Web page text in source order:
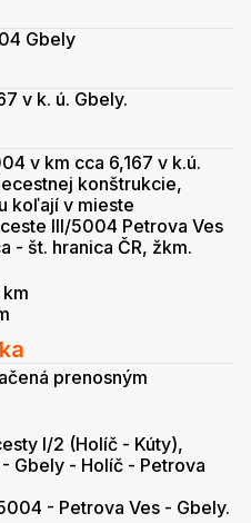
Gbely
v k. ú. Gbely.
v km cca 6,167 v k.ú.
konštrukcie,
koľají v mieste
III/5004 Petrova Ves
- št. hranica ČR, žkm.
prenosným
I/2 (Holíč - Kúty),
Gbely - Holíč - Petrova
- Petrova Ves - Gbely.